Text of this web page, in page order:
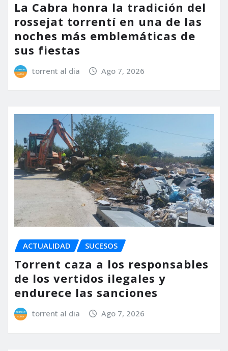
La Cabra honra la tradición del
rossejat torrentí en una de las
noches más emblemáticas de
sus fiestas
torrent al dia Ago 7, 2026
ACTUALIDAD SUCESOS
Torrent caza a los responsables
de los vertidos ilegales y
endurece las sanciones
torrent al dia Ago 7, 2026